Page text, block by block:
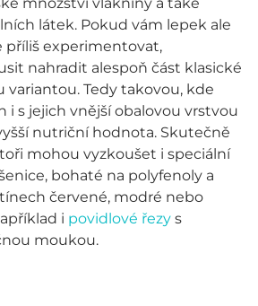
látek. Pokud vám lepek ale
příliš experimentovat,
nahradit alespoň část klasické
variantou. Tedy takovou, kde
i s jejich vnější obalovou vrstvou
nutriční hodnota. Skutečně
mohou vyzkoušet i speciální
bohaté na polyfenoly a
červené, modré nebo
i povidlové řezy s
moukou.